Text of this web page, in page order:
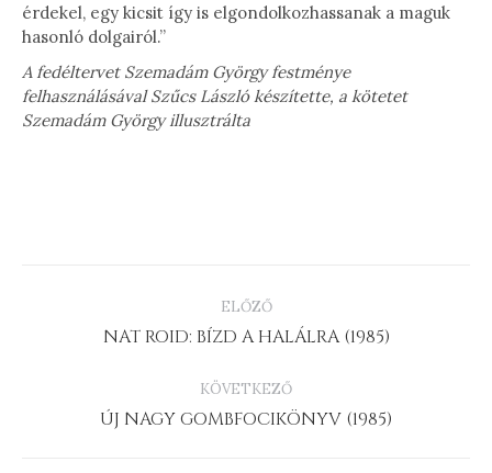
érdekel, egy kicsit így is elgondolkozhassanak a maguk
hasonló dolgairól.”
A fedéltervet Szemadám György festménye
felhasználásával Szűcs László készítette, a kötetet
Szemadám György illusztrálta
PROJECT
NAVIGATION
ELŐZŐ
Previous
NAT ROID: BÍZD A HALÁLRA (1985)
KÖVETKEZŐ
Next
ÚJ NAGY GOMBFOCIKÖNYV (1985)